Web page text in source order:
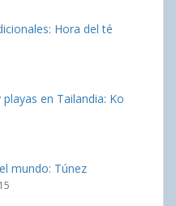
Hora del té
en Tailandia: Ko
mundo: Túnez